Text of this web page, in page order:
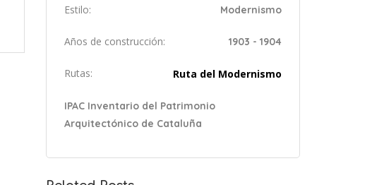
Estilo: Modernismo
Años de construcción: 1903 - 1904
Rutas: Ruta del Modernismo
IPAC Inventario del Patrimonio
Arquitectónico de Cataluña